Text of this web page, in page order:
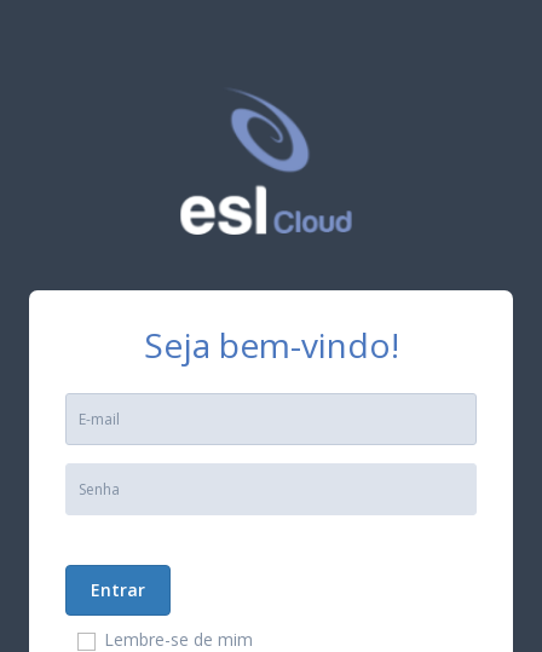
Seja bem-vindo!
Lembre-se de mim